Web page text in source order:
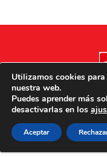
Aviso legal
Utilizamos cookies
nuestra web.
Puedes aprender más
desactivarlas en los
Aceptar